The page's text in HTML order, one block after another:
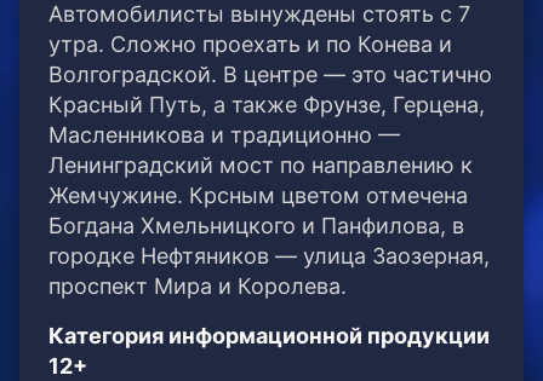
Автомобилисты вынуждены стоять с 7
утра. Сложно проехать и по Конева и
Волгоградской. В центре — это частично
Красный Путь, а также Фрунзе, Герцена,
Масленникова и традиционно —
Ленинградский мост по направлению к
Жемчужине. Крсным цветом отмечена
Богдана Хмельницкого и Панфилова, в
городке Нефтяников — улица Заозерная,
проспект Мира и Королева.
Категория информационной продукции
12+